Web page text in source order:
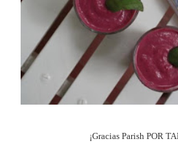
¡Gracias Parish POR